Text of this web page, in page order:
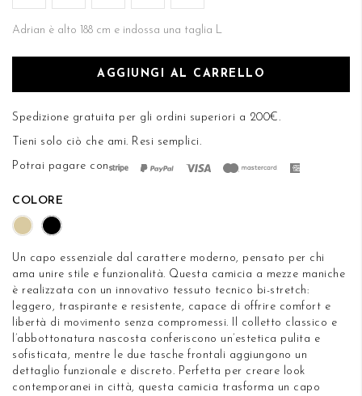
Adrian è alto 188 cm e indossa una taglia L
AGGIUNGI AL CARRELLO
Spedizione gratuita per gli ordini superiori a 200€.
Tieni solo ciò che ami. Resi semplici.
Potrai pagare con
COLORE
Un capo essenziale dal carattere moderno, pensato per chi
ama unire stile e funzionalità. Questa camicia a mezze maniche
è realizzata con un innovativo tessuto tecnico bi-stretch:
leggero, traspirante e resistente, capace di offrire comfort e
libertà di movimento senza compromessi. Il colletto classico e
l’abbottonatura nascosta conferiscono un’estetica pulita e
sofisticata, mentre le due tasche frontali aggiungono un
dettaglio funzionale e discreto. Perfetta per creare look
contemporanei in città, questa camicia trasforma un capo